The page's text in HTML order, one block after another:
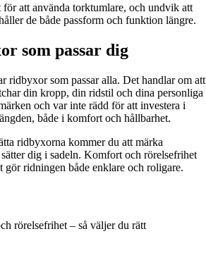
att använda torktumlare, och undvik att
de både passform och funktion längre.
som passar dig
ridbyxor som passar alla. Det handlar om att
din kropp, din ridstil och dina personliga
och var inte rädd för att investera i
både i komfort och hållbarhet.
ridbyxorna kommer du att märka
dig i sadeln. Komfort och rörelsefrihet
gör ridningen både enklare och roligare.
rörelsefrihet – så väljer du rätt